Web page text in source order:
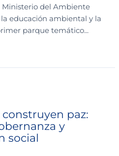
Ministerio del Ambiente
educación ambiental y la
parque temático...